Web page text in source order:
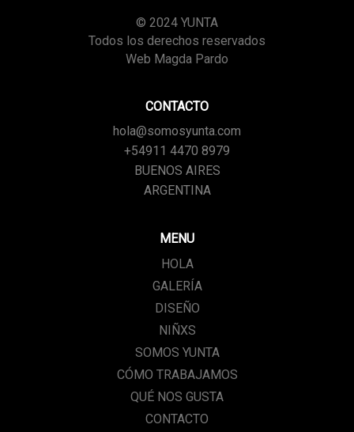
© 2024 YUNTA
Todos los derechos reservados
Web Magda Pardo
CONTACTO
hola@somosyunta.com
+54911 4470 8979
BUENOS AIRES
ARGENTINA
MENU
HOLA
GALERÍA
DISEÑO
NIÑXS
SOMOS YUNTA
CÓMO TRABAJAMOS
QUÉ NOS GUSTA
CONTACTO